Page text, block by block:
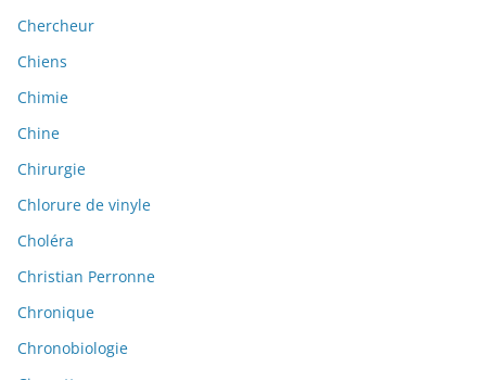
Chercheur
Chiens
Chimie
Chine
Chirurgie
Chlorure de vinyle
Choléra
Christian Perronne
Chronique
Chronobiologie